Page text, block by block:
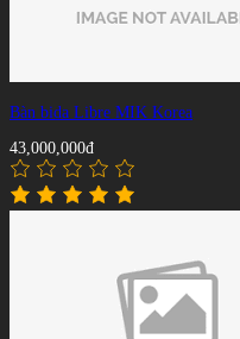
Bàn bida Libre MIK Korea
43,000,000đ